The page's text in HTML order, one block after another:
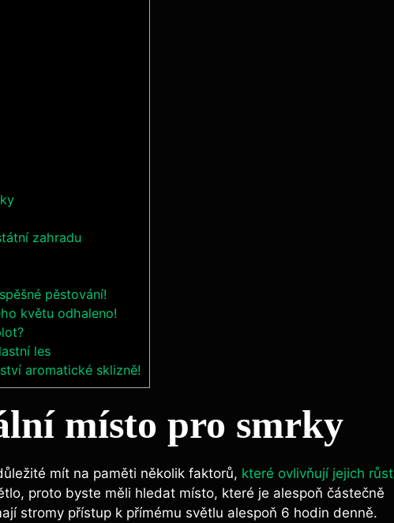
zahradu
pěstování!
květu odhaleno!
les
aromatické sklizně!
místo ⁢pro smrky
mít⁢ na paměti několik faktorů, které ovlivňují jejich růst
proto byste‍ měli ⁣hledat místo, které ⁢je ⁣alespoň ​částečně
⁣stromy ⁤přístup ⁣k přímému světlu alespoň 6 hodin ⁤denně.